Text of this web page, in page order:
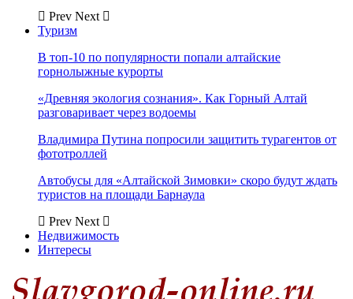
Prev Next
Туризм
В топ-10 по популярности попали алтайские
горнолыжные курорты
«Древняя экология сознания». Как Горный Алтай
разговаривает через водоемы
Владимира Путина попросили защитить турагентов от
фототроллей
Автобусы для «Алтайской Зимовки» скоро будут ждать
туристов на площади Барнаула
Prev Next
Недвижимость
Интересы